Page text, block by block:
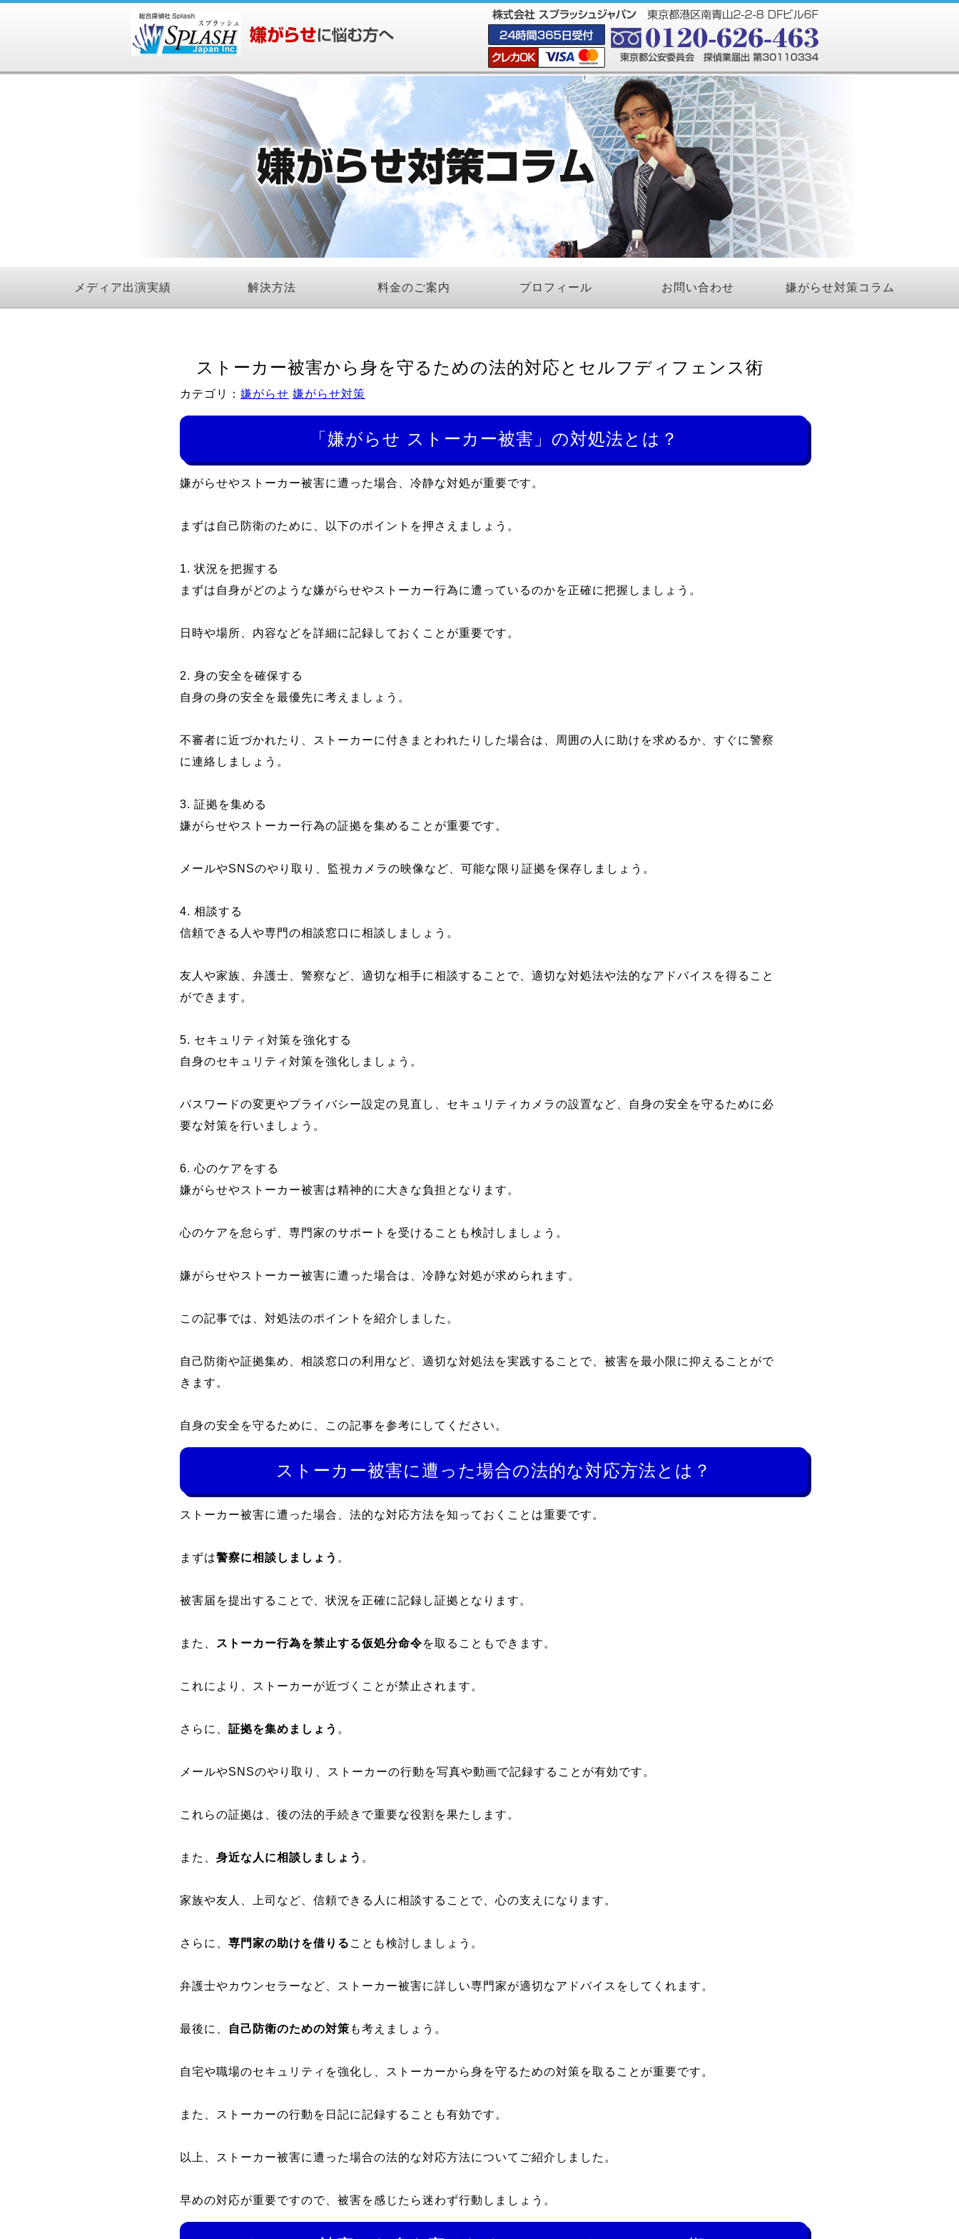
メディア出演実績 解決方法 料金のご案内 プロフィール お問い合わせ 嫌がらせ対策コラム
ストーカー被害から身を守るための法的対応とセルフディフェンス術
カテゴリ： 嫌がらせ 嫌がらせ対策
「嫌がらせ ストーカー被害」の対処法とは？
嫌がらせやストーカー被害に遭った場合、冷静な対処が重要です。
まずは自己防衛のために、以下のポイントを押さえましょう。
1. 状況を把握する
まずは自身がどのような嫌がらせやストーカー行為に遭っているのかを正確に把握しましょう。
日時や場所、内容などを詳細に記録しておくことが重要です。
2. 身の安全を確保する
自身の身の安全を最優先に考えましょう。
不審者に近づかれたり、ストーカーに付きまとわれたりした場合は、周囲の人に助けを求めるか、すぐに警察
に連絡しましょう。
3. 証拠を集める
嫌がらせやストーカー行為の証拠を集めることが重要です。
メールやSNSのやり取り、監視カメラの映像など、可能な限り証拠を保存しましょう。
4. 相談する
信頼できる人や専門の相談窓口に相談しましょう。
友人や家族、弁護士、警察など、適切な相手に相談することで、適切な対処法や法的なアドバイスを得ること
ができます。
5. セキュリティ対策を強化する
自身のセキュリティ対策を強化しましょう。
パスワードの変更やプライバシー設定の見直し、セキュリティカメラの設置など、自身の安全を守るために必
要な対策を行いましょう。
6. 心のケアをする
嫌がらせやストーカー被害は精神的に大きな負担となります。
心のケアを怠らず、専門家のサポートを受けることも検討しましょう。
嫌がらせやストーカー被害に遭った場合は、冷静な対処が求められます。
この記事では、対処法のポイントを紹介しました。
自己防衛や証拠集め、相談窓口の利用など、適切な対処法を実践することで、被害を最小限に抑えることがで
きます。
自身の安全を守るために、この記事を参考にしてください。
ストーカー被害に遭った場合の法的な対応方法とは？
ストーカー被害に遭った場合、法的な対応方法を知っておくことは重要です。
まずは警察に相談しましょう 。
被害届を提出することで、状況を正確に記録し証拠となります。
また、 ストーカー行為を禁止する仮処分命令を取ることもできます。
これにより、ストーカーが近づくことが禁止されます。
さらに、 証拠を集めましょう 。
メールやSNSのやり取り、ストーカーの行動を写真や動画で記録することが有効です。
これらの証拠は、後の法的手続きで重要な役割を果たします。
また、 身近な人に相談しましょう 。
家族や友人、上司など、信頼できる人に相談することで、心の支えになります。
さらに、 専門家の助けを借りる ことも検討しましょう。
弁護士やカウンセラーなど、ストーカー被害に詳しい専門家が適切なアドバイスをしてくれます。
最後に、 自己防衛のための対策 も考えましょう。
自宅や職場のセキュリティを強化し、ストーカーから身を守るための対策を取ることが重要です。
また、ストーカーの行動を日記に記録することも有効です。
以上、ストーカー被害に遭った場合の法的な対応方法についてご紹介しました。
早めの対応が重要ですので、被害を感じたら迷わず行動しましょう。